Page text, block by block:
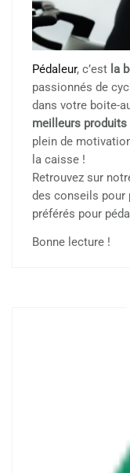
Pédaleur, c’est la
passionnés de
dans votre boite-
meilleurs
plein de
la caisse !
Retrouvez sur
des conseils pour
préférés pour
Bonne lecture !